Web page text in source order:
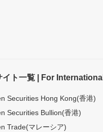
イト一覧 | For International
Securities Hong Kong(香港)
Securities Bullion(香港)
Trade(マレーシア)